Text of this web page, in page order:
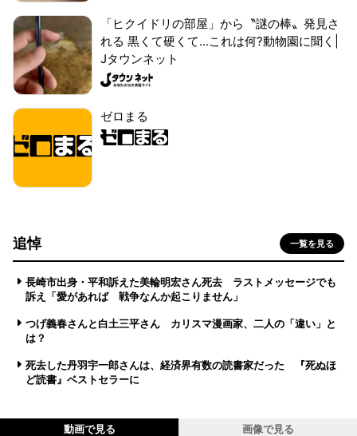
「ヒクイドリの部屋」から〝謎の棒〟発見さ
れる 黒くて硬くて...これは何?動物園に聞く|
Jタウンネット
ゼロまる
追悼 一覧を見る
長崎市出身・平和訴えた美輪明宏さん死去 ラストメッセージでも
訴え「愛があれば 戦争なんか起こりません」
つげ義春さんと白土三平さん カリスマ漫画家、二人の「違い」と
は？
死去した丹羽宇一郎さんは、経済界有数の読書家だった 『死ぬほ
ど読書』ベストセラーに
動画で見る 画像で見る